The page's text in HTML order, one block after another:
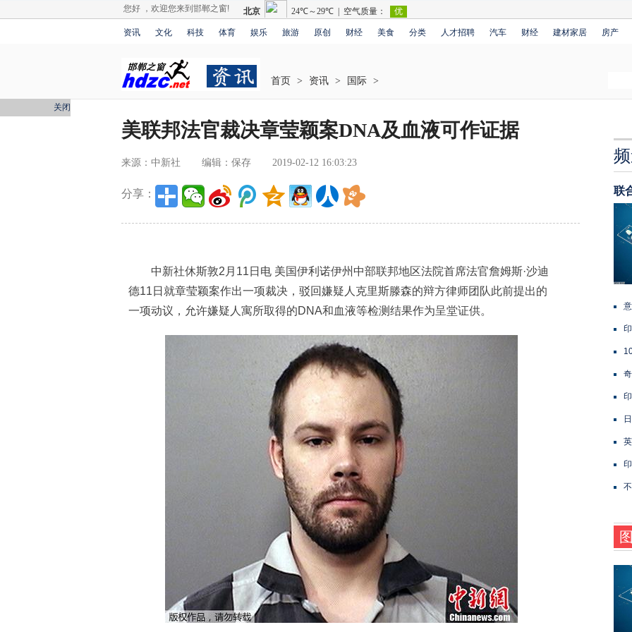
您好 ，欢迎您来到邯郸之窗!
资讯 文化 科技 体育 娱乐 旅游 原创 财经 美食 分类 人才招聘 汽车 财经 建材家居 房产
首页 > 资讯 > 国际 >
美联邦法官裁决章莹颖案DNA及血液可作证据
来源：中新社 编辑：保存 2019-02-12 16:03:23
分享：
中新社休斯敦2月11日电 美国伊利诺伊州中部联邦地区法院首席法官詹姆斯·沙迪
德11日就章莹颖案作出一项裁决，驳回嫌疑人克里斯滕森的辩方律师团队此前提出的
一项动议，允许嫌疑人寓所取得的DNA和血液等检测结果作为呈堂证供。
联
关闭